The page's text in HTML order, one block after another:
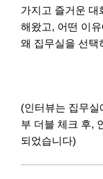
가지고 즐거운 대
해왔고, 어떤 이
왜 집무실을 선택
(인터뷰는 집무
부 더블 체크 후,
되었습니다)